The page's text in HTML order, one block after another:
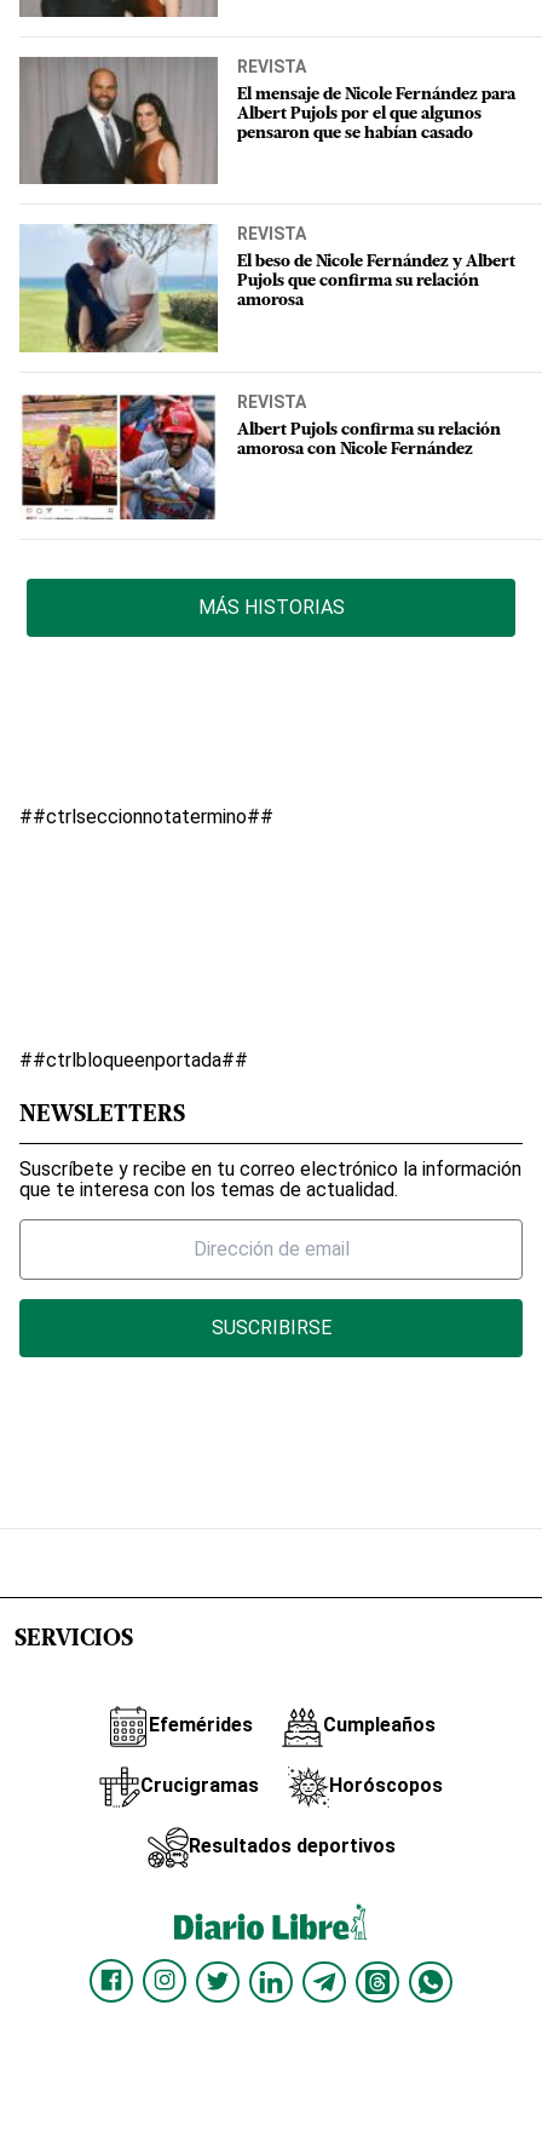
REVISTA
El mensaje de Nicole Fernández para
Albert Pujols por el que algunos
pensaron que se habían casado
REVISTA
El beso de Nicole Fernández y Albert
Pujols que confirma su relación
amorosa
REVISTA
Albert Pujols confirma su relación
amorosa con Nicole Fernández
MÁS HISTORIAS
##ctrlseccionnotatermino##
##ctrlbloqueenportada##
NEWSLETTERS
Suscríbete y recibe en tu correo electrónico la información
que te interesa con los temas de actualidad.
SUSCRIBIRSE
SERVICIOS
Efemérides Cumpleaños
Crucigramas Horóscopos
Resultados deportivos